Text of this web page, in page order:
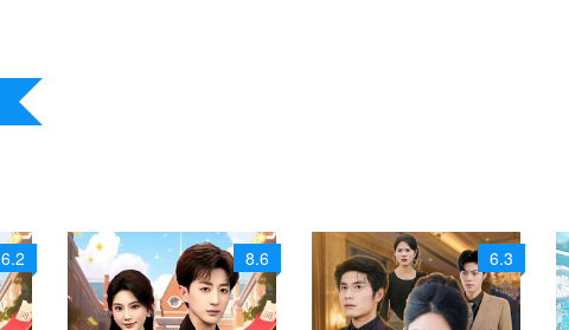
6.2 8.6 6.3